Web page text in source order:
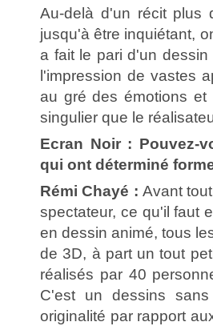
Au-delà d'un récit plus
jusqu'à être inquiétant,
a fait le pari d'un
l'impression de vastes
au gré des émotions
singulier que le
Ecran Noir : Pouvez-
qui ont déterminé
Rémi Chayé : Avant
spectateur, ce qu'il faut
en dessin animé, tous
de 3D, à part un tout
réalisés par 40
C'est un dessins
originalité par rapport